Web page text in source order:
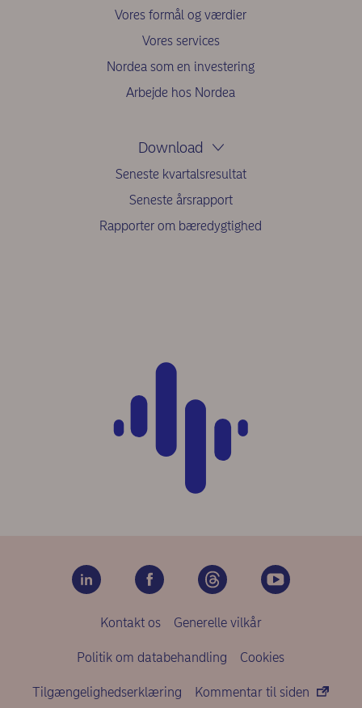
Vores formål og værdier
Vores services
Nordea som en investering
Arbejde hos Nordea
Download
Seneste kvartalsresultat
Seneste årsrapport
Rapporter om bæredygtighed
Kontakt os Generelle vilkår
Politik om databehandling Cookies
Tilgængelighedserklæring Kommentar til siden